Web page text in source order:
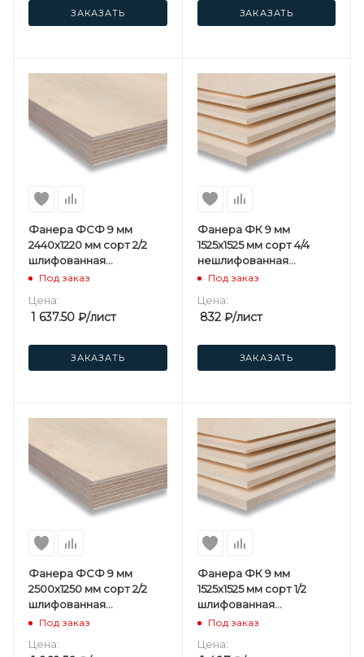
ЗАКАЗАТЬ ЗАКАЗАТЬ
Фанера ФСФ 9 мм
2440х1220 мм сорт 2/2
шлифованная
березовая
Под заказ
Цена:
1 637.50 ₽/лист
ЗАКАЗАТЬ
Фанера ФК 9 мм
1525х1525 мм сорт 4/4
нешлифованная
березовая
Под заказ
Цена:
832₽/лист
ЗАКАЗАТЬ
Фанера ФСФ 9 мм
2500х1250 мм сорт 2/2
шлифованная
березовая
Под заказ
Цена:
Фанера ФК 9 мм
1525х1525 мм сорт 1/2
шлифованная
березовая
Под заказ
Цена: